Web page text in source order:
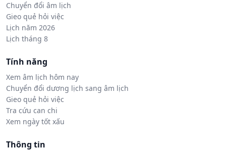
Chuyển đổi âm lịch
Gieo quẻ hỏi việc
Lịch năm 2026
Lịch tháng 8
Tính năng
Xem âm lịch hôm nay
Chuyển đổi dương lịch sang âm lịch
Gieo quẻ hỏi việc
Tra cứu can chi
Xem ngày tốt xấu
Thông tin